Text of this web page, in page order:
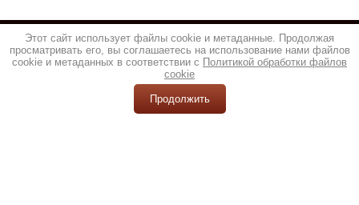
Этот сайт использует файлы cookie и метаданные. Продолжая
просматривать его, вы соглашаетесь на использование нами файлов
cookie и метаданных в соответствии с Политикой обработки файлов
cookie
Продолжить